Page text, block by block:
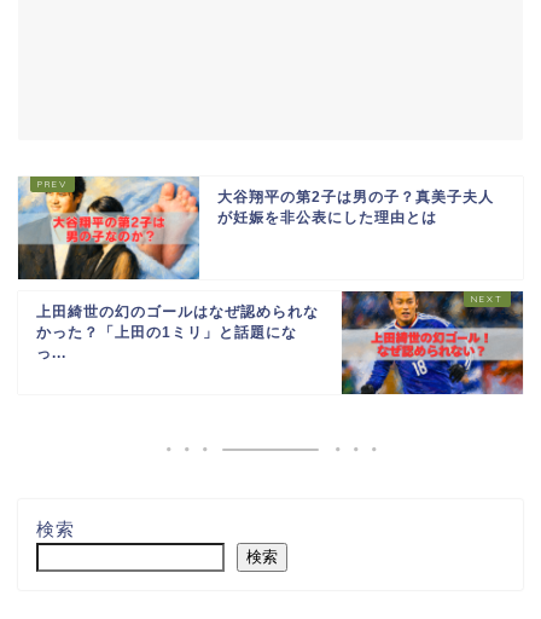
大谷翔平の第2子は男の子？真美子夫人
が妊娠を非公表にした理由とは
上田綺世の幻のゴールはなぜ認められな
かった？「上田の1ミリ」と話題にな
っ...
検索
検索